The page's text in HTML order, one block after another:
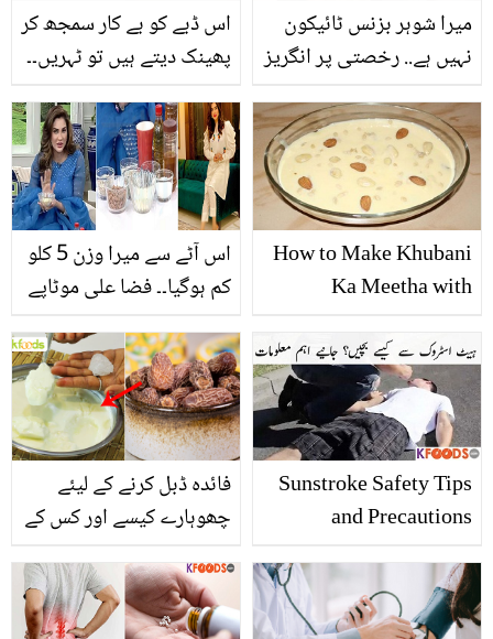
اس ڈبے کو بے کار سمجھ کر
پھینک دیتے ہیں تو ٹہریں۔۔
ڈبہ آپ کی ٹوٹتی دیوار کو
کیسے ٹھیک کرسکتا ہے؟
میرا شوہر بزنس ٹائیکون
نہیں ہے.. رخصتی پر انگریز
ماہرہ خان کے شوہر کے
متعلق نئے انکشافات
اس آٹے سے میرا وزن 5 کلو
کم ہوگیا۔۔ فضا علی موٹاپے
استعمال کرتی ہیں؟
How to Make Khubani
Ka Meetha with
فائدہ ڈبل کرنے کے لیئے
چھوہارے کیسے اور کس کے
کے لیے 6 پاورفل طریقے آپ
بھی جان لیں
Sunstroke Safety Tips
and Precautions